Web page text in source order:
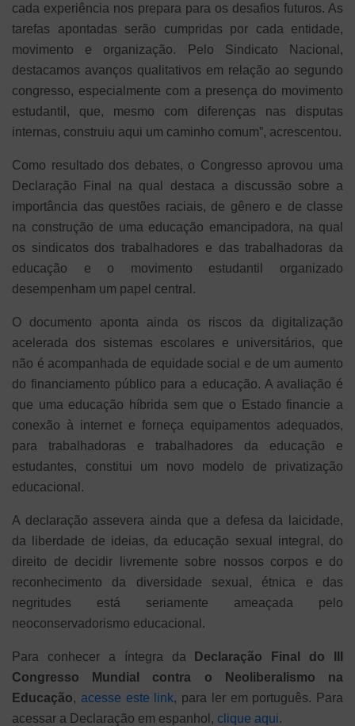
cada experiência nos prepara para os desafios futuros. As
tarefas apontadas serão cumpridas por cada entidade,
movimento e organização. Pelo Sindicato Nacional,
destacamos avanços qualitativos em relação ao segundo
congresso, especialmente com a presença do movimento
estudantil, que, mesmo com diferenças nas disputas
internas, construiu aqui um caminho comum”, acrescentou.
Como resultado dos debates, o Congresso aprovou uma
Declaração Final na qual destaca a discussão sobre a
importância das questões raciais, de gênero e de classe
na construção de uma educação emancipadora, na qual
os sindicatos dos trabalhadores e das trabalhadoras da
educação e o movimento estudantil organizado
desempenham um papel central.
O documento aponta ainda os riscos da digitalização
acelerada dos sistemas escolares e universitários, que
não é acompanhada de equidade social e de um aumento
do financiamento público para a educação. A avaliação é
que uma educação híbrida sem que o Estado financie a
conexão à internet e forneça equipamentos adequados,
para trabalhadoras e trabalhadores da educação e
estudantes, constitui um novo modelo de privatização
educacional.
A declaração assevera ainda que a defesa da laicidade,
da liberdade de ideias, da educação sexual integral, do
direito de decidir livremente sobre nossos corpos e do
reconhecimento da diversidade sexual, étnica e das
negritudes está seriamente ameaçada pelo
neoconservadorismo educacional.
Para conhecer a íntegra da
Declaração Final do III
Congresso Mundial contra o Neoliberalismo na
Educação, acesse este link, para ler em português. Para
acessar a Declaração em espanhol, clique aqui.